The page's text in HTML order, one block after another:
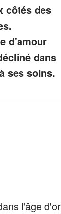
côtés des
d'amour
dans
ses soins.
l'âge d'or